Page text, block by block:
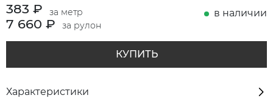
383 ₽ за метр
7 660 ₽ за рулон
в наличии
КУПИТЬ
Характеристики